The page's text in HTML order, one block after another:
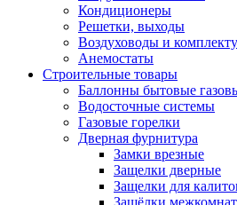
Кондиционеры
Решетки, выходы
Воздуховоды и
Анемостаты
Строительные товары
Баллонны бытовые
Водосточные системы
Газовые горелки
Дверная фурнитура
Замки врезные
Защелки дверные
Защелки для
Защёлки